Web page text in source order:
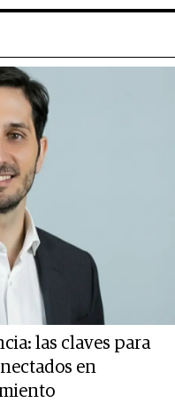
las claves para
en